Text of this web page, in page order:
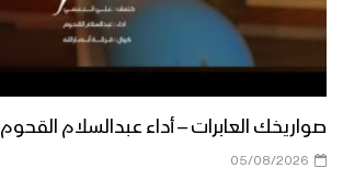
صواريخك العابرات – أداء عبدالسلام القحوم 1448هـ
05/08/2026